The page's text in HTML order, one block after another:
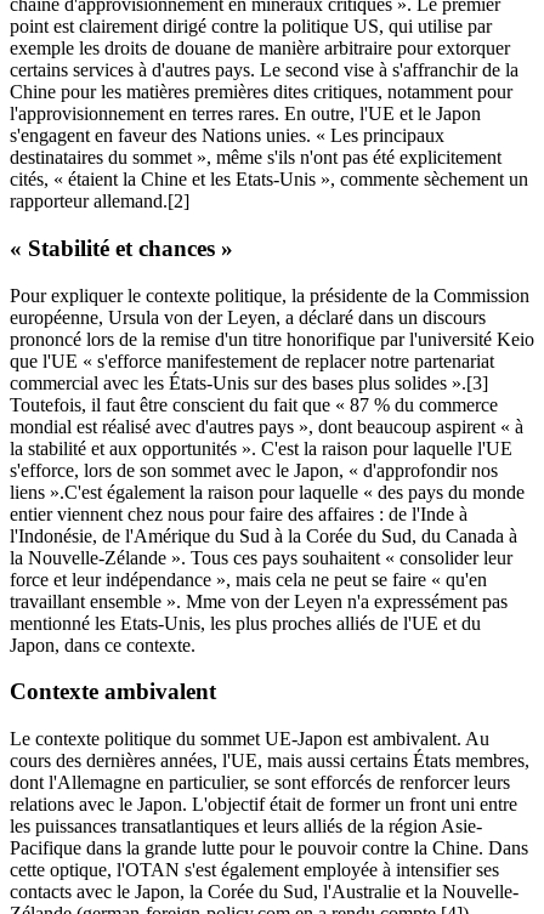
chaîne d'approvisionnement en minéraux critiques ». Le premier
point est clairement dirigé contre la politique US, qui utilise par
exemple les droits de douane de manière arbitraire pour extorquer
certains services à d'autres pays. Le second vise à s'affranchir de la
Chine pour les matières premières dites critiques, notamment pour
l'approvisionnement en terres rares. En outre, l'UE et le Japon
s'engagent en faveur des Nations unies. « Les principaux
destinataires du sommet », même s'ils n'ont pas été explicitement
cités, « étaient la Chine et les Etats-Unis », commente sèchement un
rapporteur allemand.[2]
« Stabilité et chances »
Pour expliquer le contexte politique, la présidente de la Commission
européenne, Ursula von der Leyen, a déclaré dans un discours
prononcé lors de la remise d'un titre honorifique par l'université Keio
que l'UE « s'efforce manifestement de replacer notre partenariat
commercial avec les États-Unis sur des bases plus solides ».[3]
Toutefois, il faut être conscient du fait que « 87 % du commerce
mondial est réalisé avec d'autres pays », dont beaucoup aspirent « à
la stabilité et aux opportunités ». C'est la raison pour laquelle l'UE
s'efforce, lors de son sommet avec le Japon, « d'approfondir nos
liens ».C'est également la raison pour laquelle « des pays du monde
entier viennent chez nous pour faire des affaires : de l'Inde à
l'Indonésie, de l'Amérique du Sud à la Corée du Sud, du Canada à
la Nouvelle-Zélande ». Tous ces pays souhaitent « consolider leur
force et leur indépendance », mais cela ne peut se faire « qu'en
travaillant ensemble ». Mme von der Leyen n'a expressément pas
mentionné les Etats-Unis, les plus proches alliés de l'UE et du
Japon, dans ce contexte.
Contexte ambivalent
Le contexte politique du sommet UE-Japon est ambivalent. Au
cours des dernières années, l'UE, mais aussi certains États membres,
dont l'Allemagne en particulier, se sont efforcés de renforcer leurs
relations avec le Japon. L'objectif était de former un front uni entre
les puissances transatlantiques et leurs alliés de la région Asie-
Pacifique dans la grande lutte pour le pouvoir contre la Chine. Dans
cette optique, l'OTAN s'est également employée à intensifier ses
contacts avec le Japon, la Corée du Sud, l'Australie et la Nouvelle-